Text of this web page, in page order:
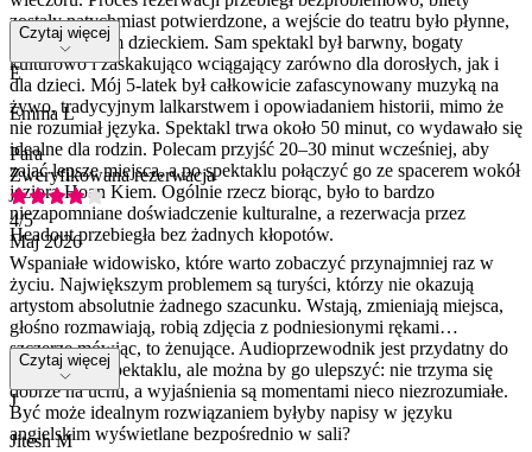
zostały natychmiast potwierdzone, a wejście do teatru było płynne,
nawet z małym dzieckiem. Sam spektakl był barwny, bogaty
kulturowo i zaskakująco wciągający zarówno dla dorosłych, jak i
dla dzieci. Mój 5-latek był całkowicie zafascynowany muzyką na
żywo, tradycyjnym lalkarstwem i opowiadaniem historii, mimo że
nie rozumiał języka. Spektakl trwa około 50 minut, co wydawało się
idealne dla rodzin. Polecam przyjść 20–30 minut wcześniej, aby
zająć lepsze miejsca, a po spektaklu połączyć go ze spacerem wokół
jeziora Hoan Kiem. Ogólnie rzecz biorąc, było to bardzo
niezapomniane doświadczenie kulturalne, a rezerwacja przez
Headout przebiegła bez żadnych kłopotów.
Czytaj więcej
E
Emma L
Para
Zweryfikowana rezerwacja
4/5
Maj 2026
Wspaniałe widowisko, które warto zobaczyć przynajmniej raz w
życiu. Największym problemem są turyści, którzy nie okazują
artystom absolutnie żadnego szacunku. Wstają, zmieniają miejsca,
głośno rozmawiają, robią zdjęcia z podniesionymi rękami…
szczerze mówiąc, to żenujące. Audioprzewodnik jest przydatny do
zrozumienia spektaklu, ale można by go ulepszyć: nie trzyma się
dobrze na uchu, a wyjaśnienia są momentami nieco niezrozumiałe.
Być może idealnym rozwiązaniem byłyby napisy w języku
angielskim wyświetlane bezpośrednio w sali?
Czytaj więcej
J
Jitesh M